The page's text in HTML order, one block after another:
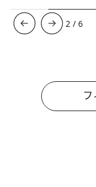
3 /6